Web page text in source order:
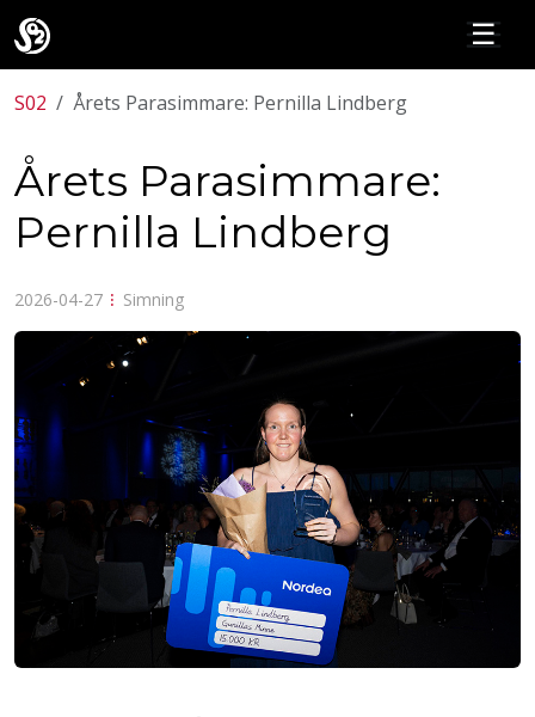
☰
S02 Årets Parasimmare: Pernilla Lindberg
Årets Parasimmare:
Pernilla Lindberg
2026-04-27 ⁝ Simning